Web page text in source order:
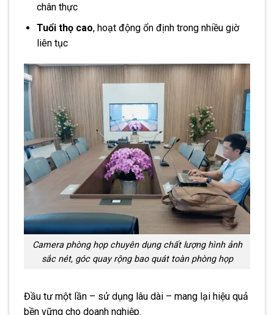
chân thực
Tuổi thọ cao, hoạt động ổn định trong nhiều giờ
liên tục
Camera phòng họp chuyên dụng chất lượng hình ảnh
sắc nét, góc quay rộng bao quát toàn phòng họp
Đầu tư một lần – sử dụng lâu dài – mang lại hiệu quả
bền vững cho doanh nghiệp.